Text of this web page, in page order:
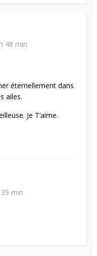
48 min
éternellement dans
ailes.
Je T’aime.
min